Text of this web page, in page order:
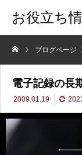
お役立ち
ブログページ
電子記録の長
2009.01.19